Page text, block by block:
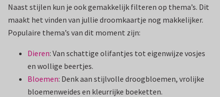
Naast stijlen kun je ook gemakkelijk filteren op thema’s. Dit
maakt het vinden van jullie droomkaartje nog makkelijker.
Populaire thema’s van dit moment zijn:
Dieren: Van schattige olifantjes tot eigenwijze vosjes
en wollige beertjes.
Bloemen: Denk aan stijlvolle droogbloemen, vrolijke
bloemenweides en kleurrijke boeketten.